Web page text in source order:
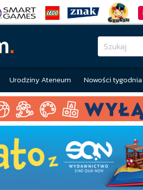
Urodziny Ateneum Nowości tygodnia